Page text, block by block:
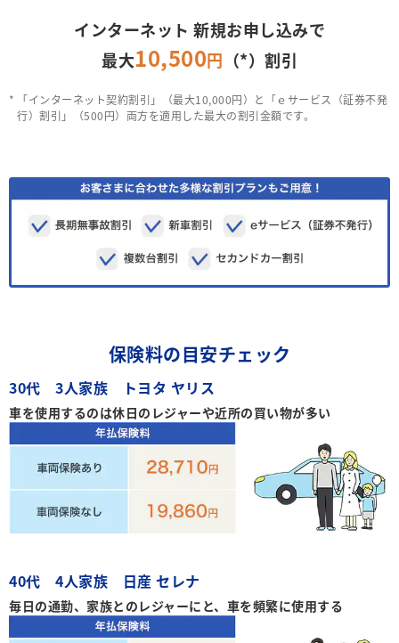
インターネット 新規お申し込みで
最大10,500円 （*）割引
「インターネット契約割引」（最大10,000円）と「ｅサービス（証券不発
行）割引」（500円）両方を適用した最大の割引金額です。
保険料の目安チェック
30代 3人家族 トヨタ ヤリス
車を使用するのは休日のレジャーや近所の買い物が多い
40代 4人家族 日産 セレナ
毎日の通勤、家族とのレジャーにと、車を頻繁に使用する